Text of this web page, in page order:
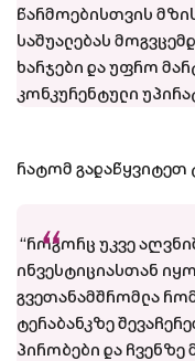
წარმოებისთვის მზის
საშუალებას
ხარჯები და უფრო
კონკურენტული
რატომ გადაწყვიტეთ
“როგორც უკვე
ინვესტიციასთან
გვეთანამშრომლა
ტერაბანკზე
პირობები და ჩვენზე